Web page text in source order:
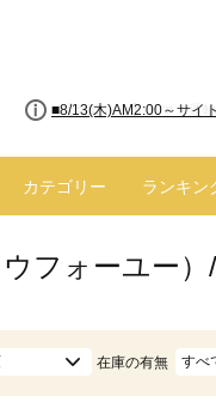
■8/13(木)AM2:00～サイ
カテゴリー ランキン
フォーユー
在庫の有無 すべ